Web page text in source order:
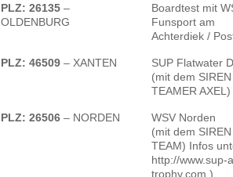
PLZ: 26135 –
OLDENBURG
Boardtest mit
Funsport am
Achterdiek /
PLZ: 46509 – XANTEN
SUP Flatwater
(mit dem SIREN
TEAMER AXEL)
PLZ: 26506 – NORDEN
WSV Norden
(mit dem SIREN
TEAM) Infos
http://www.sup-
trophy.com )